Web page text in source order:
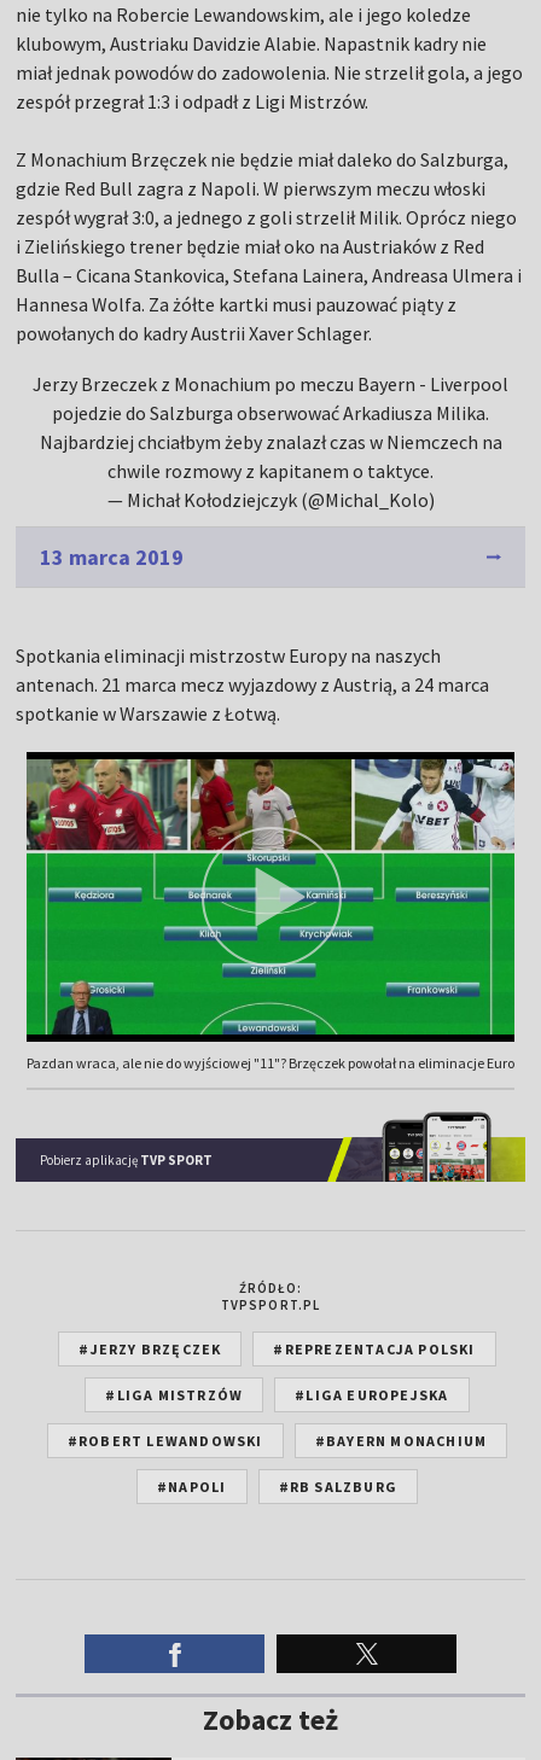
nie tylko na Robercie Lewandowskim, ale i jego koledze
klubowym, Austriaku Davidzie Alabie. Napastnik kadry nie
miał jednak powodów do zadowolenia. Nie strzelił gola, a jego
zespół przegrał 1:3 i odpadł z Ligi Mistrzów.
Z Monachium Brzęczek nie będzie miał daleko do Salzburga,
gdzie Red Bull zagra z Napoli. W pierwszym meczu włoski
zespół wygrał 3:0, a jednego z goli strzelił Milik. Oprócz niego
i Zielińskiego trener będzie miał oko na Austriaków z Red
Bulla – Cicana Stankovica, Stefana Lainera, Andreasa Ulmera i
Hannesa Wolfa. Za żółte kartki musi pauzować piąty z
powołanych do kadry Austrii Xaver Schlager.
Jerzy Brzeczek z Monachium po meczu Bayern - Liverpool
pojedzie do Salzburga obserwować Arkadiusza Milika.
Najbardziej chciałbym żeby znalazł czas w Niemczech na
chwile rozmowy z kapitanem o taktyce.
— Michał Kołodziejczyk (@Michal_Kolo)
13 marca 2019
Spotkania eliminacji mistrzostw Europy na naszych
antenach. 21 marca mecz wyjazdowy z Austrią, a 24 marca
spotkanie w Warszawie z Łotwą.
Pazdan wraca, ale nie do wyjściowej "11"? Brzęczek powołał na eliminacje Euro
Pobierz aplikację TVP SPORT
ŹRÓDŁO:
TVPSPORT.PL
#JERZY BRZĘCZEK #REPREZENTACJA POLSKI
#LIGA MISTRZÓW #LIGA EUROPEJSKA
#ROBERT LEWANDOWSKI #BAYERN MONACHIUM
#NAPOLI #RB SALZBURG
Zobacz też